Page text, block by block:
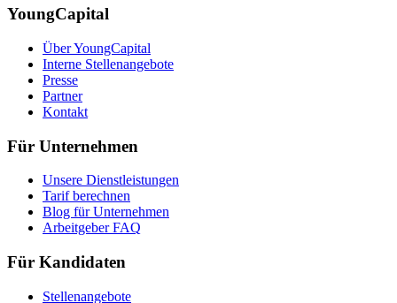
YoungCapital
Über YoungCapital
Interne Stellenangebote
Presse
Partner
Kontakt
Für Unternehmen
Unsere Dienstleistungen
Tarif berechnen
Blog für Unternehmen
Arbeitgeber FAQ
Für Kandidaten
Stellenangebote